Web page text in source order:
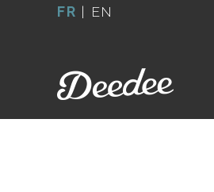
FR | EN